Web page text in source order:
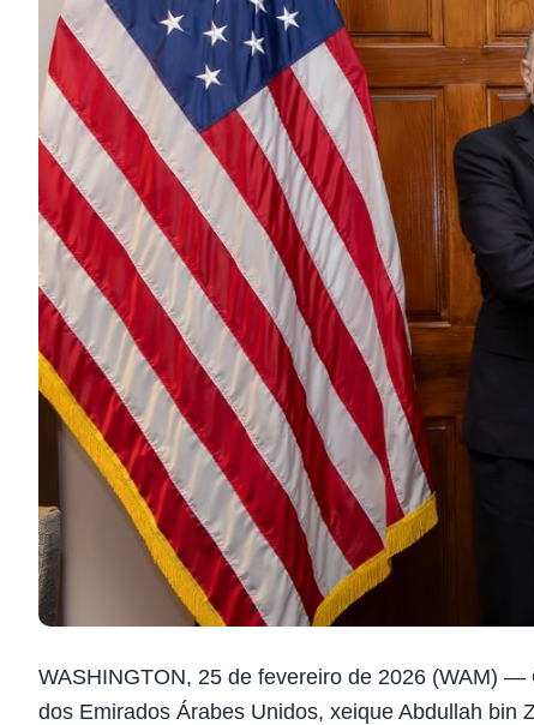
WASHINGTON, 25 de fevereiro de 2026 (WAM)
dos Emirados Árabes Unidos, xeique Abdullah bin